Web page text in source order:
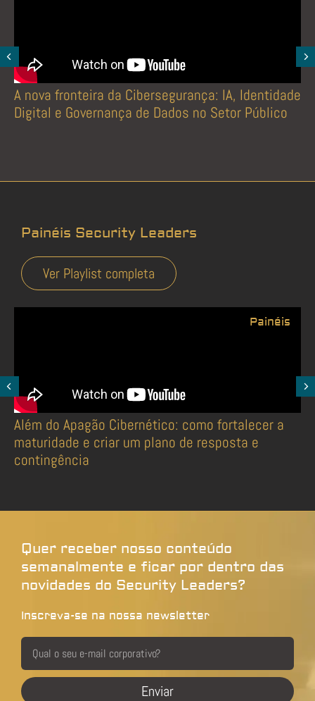
A nova fronteira da Cibersegurança: IA, Identidade
Digital e Governança de Dados no Setor Público
Painéis Security Leaders
Ver Playlist completa
Painéis
Além do Apagão Cibernético: como fortalecer a
maturidade e criar um plano de resposta e
contingência
Quer receber nosso conteúdo
semanalmente e ficar por dentro das
novidades do Security Leaders?
Inscreva-se na nossa newsletter
Enviar